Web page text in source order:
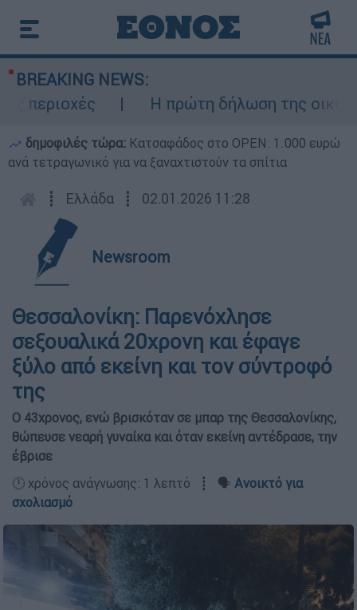
BREAKING NEWS:
Η πρώτη δήλωση της
δημοφιλές τώρα: Κατσαφάδος στο OPEN: 1.000 ευρώ
ανά τετραγωνικό για να ξαναχτιστούν τα σπίτια
┋ Ελλάδα ┋ 02.01.2026 11:28
Newsroom
Θεσσαλονίκη: Παρενόχλησε
σεξουαλικά 20χρονη και έφαγε
ξύλο από εκείνη και τον σύντροφό
της
Ο 43χρονος, ενώ βρισκόταν σε μπαρ της Θεσσαλονίκης,
θώπευσε νεαρή γυναίκα και όταν εκείνη αντέδρασε, την
έβρισε
🕛 χρόνος ανάγνωσης: 1 λεπτό ┋ 🗣️ Ανοικτό για
σχολιασμό